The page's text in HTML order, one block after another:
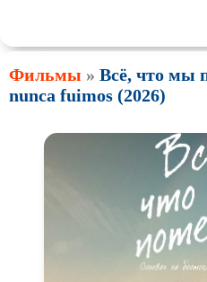
Про супергероев
Про танцы
Про хоккей и
фигурное
Фильмы » Всё, что мы
nunca fuimos (2026)